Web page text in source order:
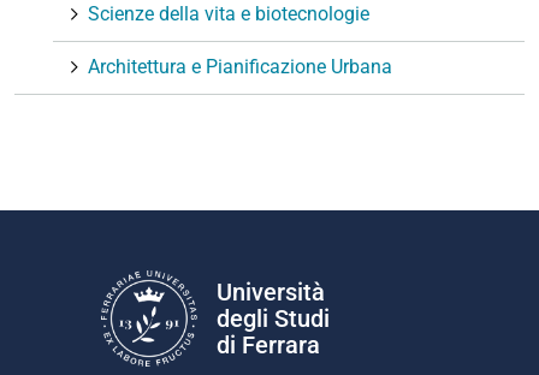
Scienze della vita e biotecnologie
Architettura e Pianificazione Urbana
Università
degli Studi
di Ferrara